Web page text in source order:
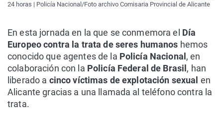
24 horas | Policía Nacional/Foto archivo Comisaria Provincial de Alicante
En esta jornada en la que se conmemora el Día
Europeo contra la trata de seres humanos hemos
conocido que agentes de la Policía Nacional , en
colaboración con la Policía Federal de Brasil , han
liberado a cinco víctimas de explotación sexual en
Alicante gracias a una llamada al teléfono contra la
trata.